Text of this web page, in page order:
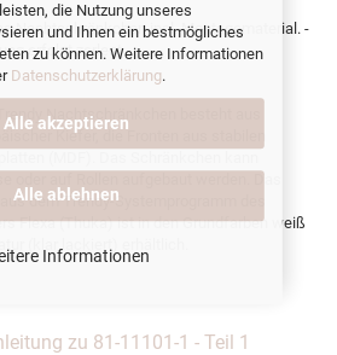
die Nutzung unseres
und Ihnen ein bestmögliches
zu können. Weitere Informationen
Datenschutzerklärung.
Alle akzeptieren
Alle ablehnen
Informationen
Nachtschränkchen incl. Montagematerial. -
erfolgt zerlegt
Nachtschränkchen besteht aus
Kiefer, die Fronten aus stabilen
dem Trendy-Systemprogramm des
Flexa (Thuka) ist in den Grundfarben weiß
(klar lackiert) erhältlich.
zu 81-11101-1 - Teil 1